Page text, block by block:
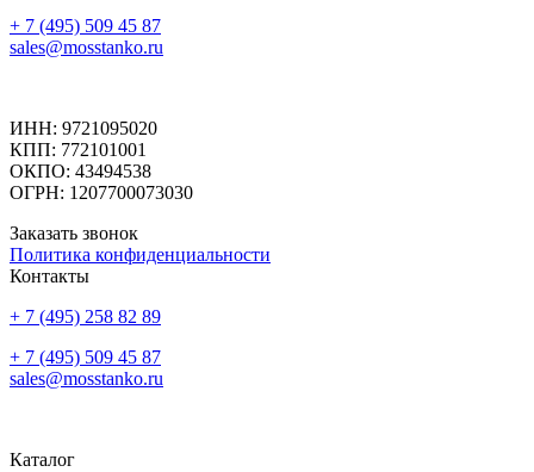
+ 7 (495) 509 45 87
sales@mosstanko.ru
ИНН: 9721095020
КПП: 772101001
ОКПО: 43494538
ОГРН: 1207700073030
Заказать звонок
Политика конфиденциальности
Контакты
+ 7 (495) 258 82 89
+ 7 (495) 509 45 87
sales@mosstanko.ru
Каталог